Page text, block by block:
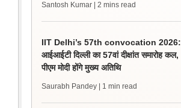
Santosh Kumar | 2 mins read
IIT Delhi’s 57th convocation 2026:
आईआईटी दिल्ली का 57वां दीक्षांत समारोह कल,
पीएम मोदी होंगे मुख्य अतिथि
Saurabh Pandey | 1 min read